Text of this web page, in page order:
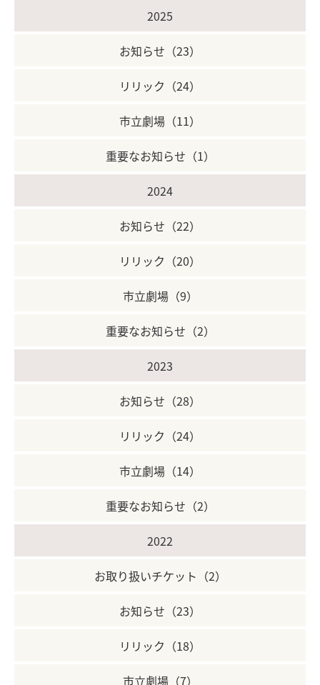
2025
お知らせ（23）
リリック（24）
市立劇場（11）
重要なお知らせ（1）
2024
お知らせ（22）
リリック（20）
市立劇場（9）
重要なお知らせ（2）
2023
お知らせ（28）
リリック（24）
市立劇場（14）
重要なお知らせ（2）
2022
お取り扱いチケット（2）
お知らせ（23）
リリック（18）
市立劇場（7）